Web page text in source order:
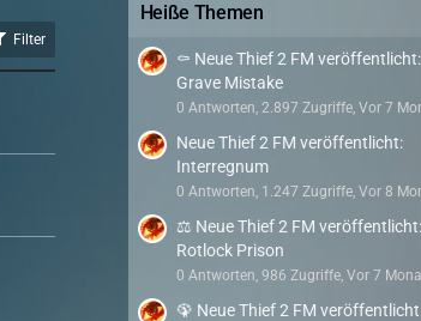
Filter
Heiße Themen
⚰️ Neue Thief 2 FM
Grave Mistake
0 Antworten, 2.897 Zugriffe, Vor 7
Neue Thief 2 FM veröffentlicht:
Interregnum
0 Antworten, 1.247 Zugriffe, Vor 8
⚖️ Neue Thief 2 FM veröffentlicht:
Rotlock Prison
0 Antworten, 986 Zugriffe, Vor 7
🦚 Neue Thief 2 FM